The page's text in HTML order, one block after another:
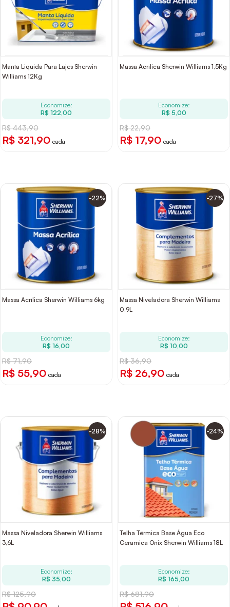
Manta Liquida Para Lajes Sherwin
Williams 12Kg
Economize:
R$ 122,00
R$ 443,90
R$ 321,90 cada
Massa Acrílica Sherwin Williams 1,5Kg
Economize:
R$ 5,00
R$ 22,90
R$ 17,90 cada
-22%
Massa Acrílica Sherwin Williams 6kg
Economize:
R$ 16,00
R$ 71,90
R$ 55,90 cada
-27%
Massa Niveladora Sherwin Williams
0,9L
Economize:
R$ 10,00
R$ 36,90
R$ 26,90 cada
-28%
Massa Niveladora Sherwin Williams
3,6L
Economize:
R$ 35,00
R$ 125,90
-24%
Telha Térmica Base Água Eco
Ceramica Onix Sherwin Williams 18L
Economize:
R$ 165,00
R$ 681,90